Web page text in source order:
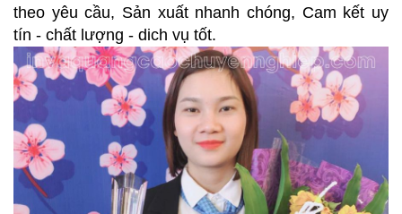
theo yêu cầu, Sản xuất nhanh chóng, Cam kết uy
tín - chất lượng - dich vụ tốt.